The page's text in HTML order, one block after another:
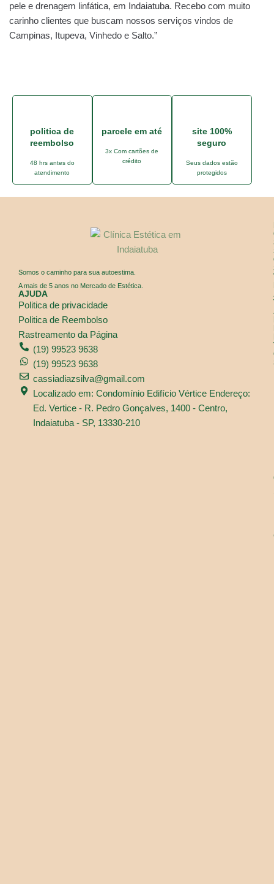
pele e drenagem linfática, em Indaiatuba. Recebo com muito
carinho clientes que buscam nossos serviços vindos de
Campinas, Itupeva, Vinhedo e Salto.”
politica de
reembolso
48 hrs antes do
atendimento
parcele em até
3x Com cartões de
crédito
site 100%
seguro
Seus dados estão
protegidos
Somos o caminho para sua autoestima.
A mais de 5 anos no Mercado de Estética.
AJUDA
Politica de privacidade
Politica de Reembolso
Rastreamento da Página
(19) 99523 9638
(19) 99523 9638
cassiadiazsilva@gmail.com
Localizado em: Condomínio Edifício Vértice Endereço:
Ed. Vertice - R. Pedro Gonçalves, 1400 - Centro,
Indaiatuba - SP, 13330-210